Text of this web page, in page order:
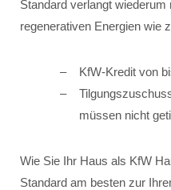
Standard verlangt
regenerativen Energien wie
KfW-Kredit von
müssen nicht
Wie Sie Ihr Haus als KfW
Standard am besten zur